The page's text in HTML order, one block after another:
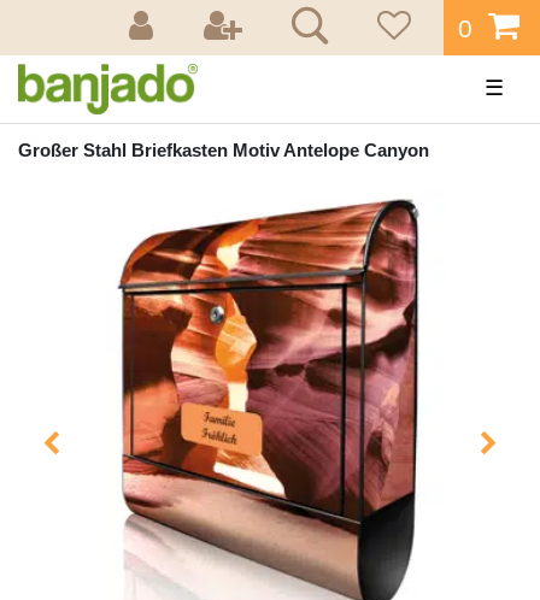
0
☰
Großer Stahl Briefkasten Motiv Antelope Canyon